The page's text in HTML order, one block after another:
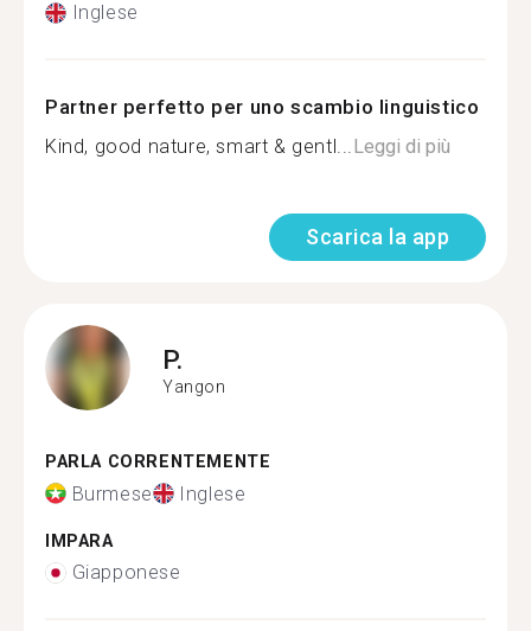
Inglese
Partner perfetto per uno scambio linguistico
Kind, good nature, smart & gentl...Leggi di più
Scarica la app
P.
Yangon
PARLA CORRENTEMENTE
Burmese Inglese
IMPARA
Giapponese